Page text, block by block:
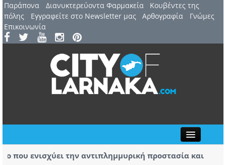
Παράπονα Διανυκτερεύοντα Φαρμακεία
Kουβέντες της
πόλης
Εγγραφείτε στο Newsletter μας Αρθογραφία
Γνώμες
Επικοινωνία
ενισχύει την αντιπλημμυρική προστασία και